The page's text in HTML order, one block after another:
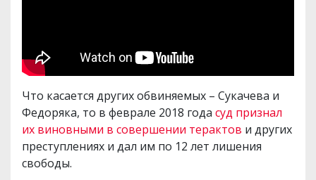
Что касается других обвиняемых – Сукачева и
Федоряка, то в феврале 2018 года суд признал
их виновными в совершении терактов и других
преступлениях и дал им по 12 лет лишения
свободы.